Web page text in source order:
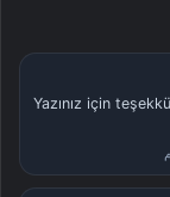
Yazınız için